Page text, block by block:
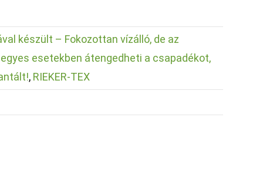
készült – Fokozottan vízálló, de az
esetekben átengedheti a csapadékot,
, RIEKER-TEX